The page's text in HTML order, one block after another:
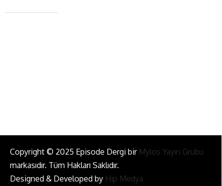
+90 543 345 46 00
Copyright © 2025 Episode Dergi bir Mylos Yayın Grubu
markasıdır. Tüm Hakları Saklıdır.
Designed & Developed by Hip Medya